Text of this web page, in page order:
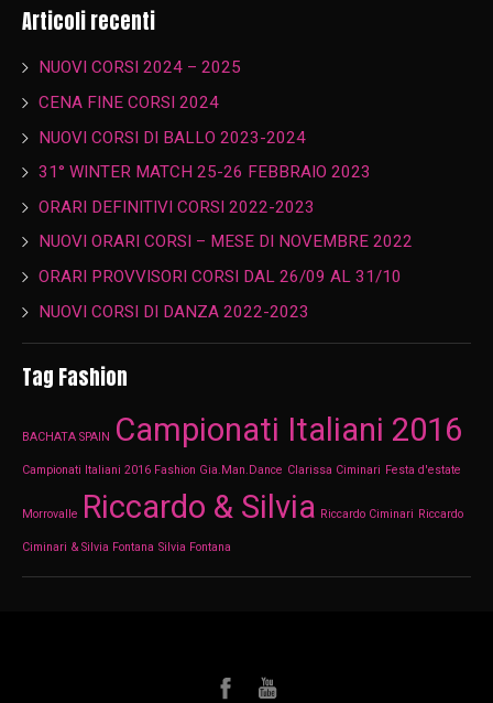
Articoli recenti
NUOVI CORSI 2024 – 2025
CENA FINE CORSI 2024
NUOVI CORSI DI BALLO 2023-2024
31° WINTER MATCH 25-26 FEBBRAIO 2023
ORARI DEFINITIVI CORSI 2022-2023
NUOVI ORARI CORSI – MESE DI NOVEMBRE 2022
ORARI PROVVISORI CORSI DAL 26/09 AL 31/10
NUOVI CORSI DI DANZA 2022-2023
Tag Fashion
BACHATA SPAIN Campionati Italiani 2016
Campionati Italiani 2016 Fashion Gia.Man.Dance Clarissa Ciminari Festa d'estate
Morrovalle Riccardo & Silvia Riccardo Ciminari Riccardo
Ciminari & Silvia Fontana Silvia Fontana